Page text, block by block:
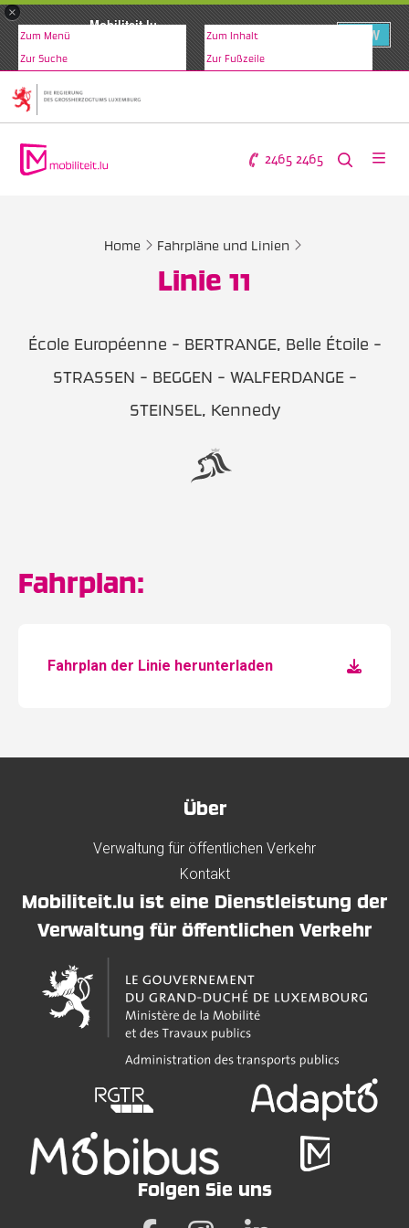
×
Mobiliteit.lu
VIEW
Zum Menü Zum Inhalt
Zur Suche Zur Fußzeile
2465 2465
Home Fahrpläne und Linien
Linie 11
École Européenne - BERTRANGE, Belle Étoile -
STRASSEN - BEGGEN - WALFERDANGE -
STEINSEL, Kennedy
Fahrplan:
Fahrplan der Linie herunterladen
Über
Verwaltung für öffentlichen Verkehr
Kontakt
Mobiliteit.lu ist eine Dienstleistung der
Verwaltung für öffentlichen Verkehr
Folgen Sie uns